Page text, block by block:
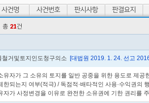
사건명 사건번호 판시사항 판결요지
총 21건
철거및토지인도청구의소 [대법원 2019. 1. 24. 선고
유자가 그 소유의 토지를 일반 공중을 위한 용도로 제
한되는지 여부(적극) / 독점적·배타적인 사용·수익권의
자가 사정변경을 이유로 완전한 소유권에 기한 권리를